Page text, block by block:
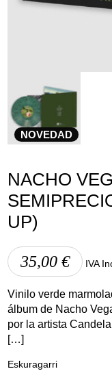
NOVEDAD
NACHO
UP)
35,00€ IVA
Vinilo verde
álbum de Nacho
por la artista
[…]
Eskuragarri